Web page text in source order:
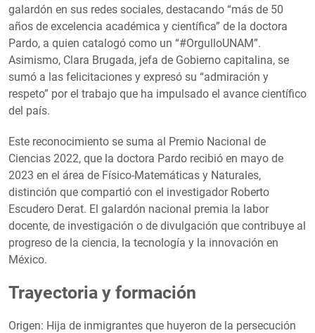
galardón en sus redes sociales, destacando “más de 50
años de excelencia académica y científica” de la doctora
Pardo, a quien catalogó como un “#OrgulloUNAM”.
Asimismo, Clara Brugada, jefa de Gobierno capitalina, se
sumó a las felicitaciones y expresó su “admiración y
respeto” por el trabajo que ha impulsado el avance científico
del país.
Este reconocimiento se suma al Premio Nacional de
Ciencias 2022, que la doctora Pardo recibió en mayo de
2023 en el área de Físico-Matemáticas y Naturales,
distinción que compartió con el investigador Roberto
Escudero Derat. El galardón nacional premia la labor
docente, de investigación o de divulgación que contribuye al
progreso de la ciencia, la tecnología y la innovación en
México.
Trayectoria y formación
Origen: Hija de inmigrantes que huyeron de la persecución